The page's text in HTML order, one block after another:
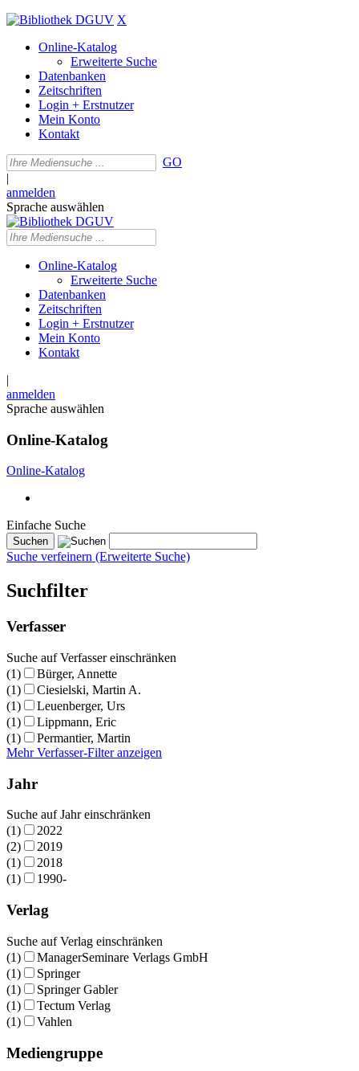
X
Online-Katalog
Erweiterte Suche
Datenbanken
Zeitschriften
Login + Erstnutzer
Mein Konto
Kontakt
GO
|
anmelden
Sprache auswählen
Online-Katalog
Erweiterte Suche
Datenbanken
Zeitschriften
Login + Erstnutzer
Mein Konto
Kontakt
|
anmelden
Sprache auswählen
Online-Katalog
Online-Katalog
Einfache Suche
Suche verfeinern (Erweiterte Suche)
Suchfilter
Verfasser
Suche auf Verfasser einschränken
(1)
Bürger, Annette
(1)
Ciesielski, Martin A.
(1)
Leuenberger, Urs
(1)
Lippmann, Eric
(1)
Permantier, Martin
Mehr Verfasser-Filter anzeigen
Jahr
Suche auf Jahr einschränken
(1)
2022
(2)
2019
(1)
2018
(1)
1990-
Verlag
Suche auf Verlag einschränken
(1)
ManagerSeminare Verlags GmbH
(1)
Springer
(1)
Springer Gabler
(1)
Tectum Verlag
(1)
Vahlen
Mediengruppe